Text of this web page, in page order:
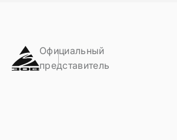
Официальный
представитель